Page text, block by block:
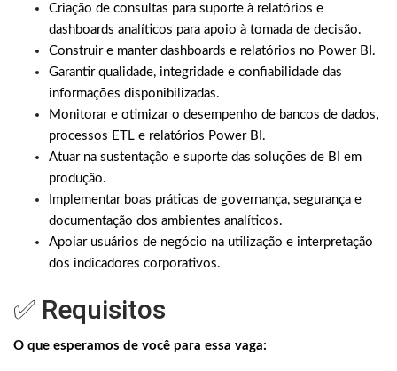
Criação de consultas para suporte à relatórios e
dashboards analíticos para apoio à tomada de decisão.
Construir e manter dashboards e relatórios no Power BI.
Garantir qualidade, integridade e confiabilidade das
informações disponibilizadas.
Monitorar e otimizar o desempenho de bancos de dados,
processos ETL e relatórios Power BI.
Atuar na sustentação e suporte das soluções de BI em
produção.
Implementar boas práticas de governança, segurança e
documentação dos ambientes analíticos.
Apoiar usuários de negócio na utilização e interpretação
dos indicadores corporativos.
✅ Requisitos
O que esperamos de você para essa vaga: